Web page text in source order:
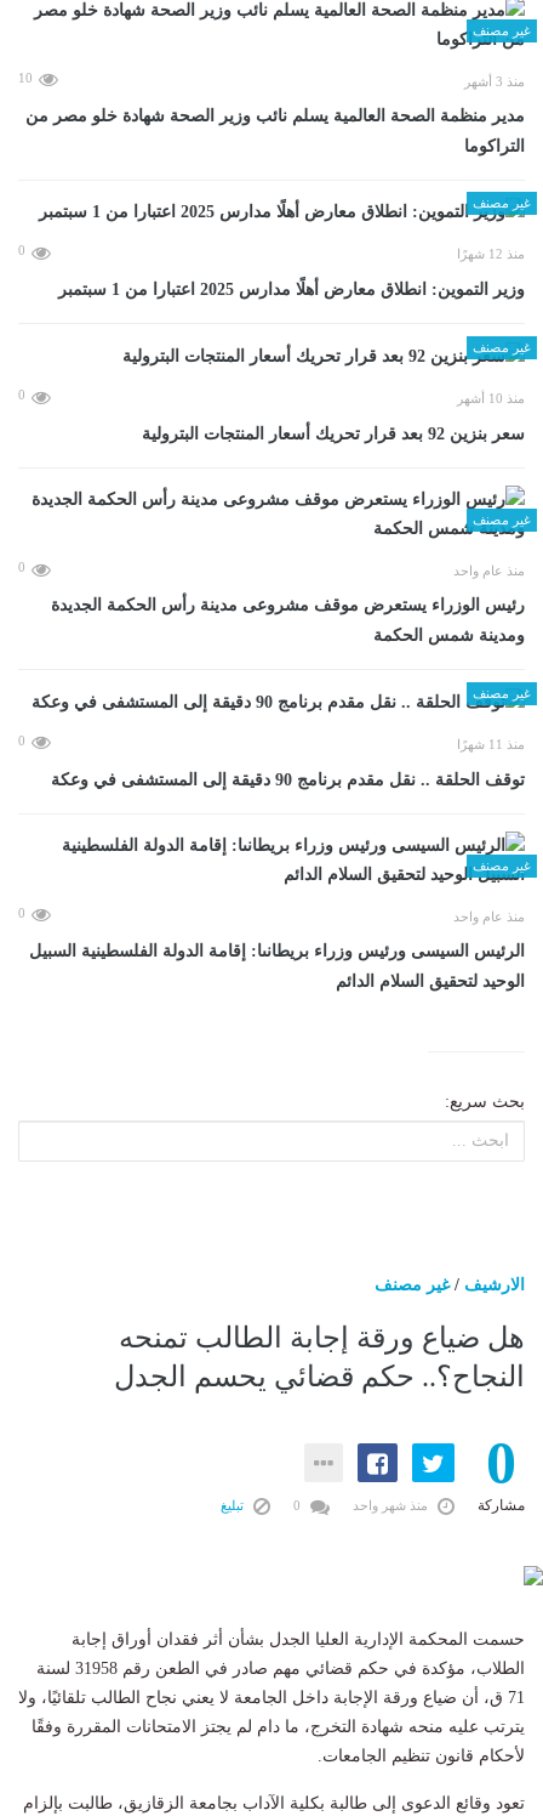
غير مصنف
منذ 3 أشهر 10
مدير منظمة الصحة العالمية يسلم نائب وزير الصحة شهادة خلو مصر من
التراكوما
غير مصنف
منذ 12 شهرًا 0
وزير التموين: انطلاق معارض أهلًا مدارس 2025 اعتبارا من 1 سبتمبر
غير مصنف
منذ 10 أشهر 0
سعر بنزين 92 بعد قرار تحريك أسعار المنتجات البترولية
غير مصنف
منذ عام واحد 0
رئيس الوزراء يستعرض موقف مشروعى مدينة رأس الحكمة الجديدة
ومدينة شمس الحكمة
غير مصنف
منذ 11 شهرًا 0
توقف الحلقة .. نقل مقدم برنامج 90 دقيقة إلى المستشفى في وعكة
غير مصنف
منذ عام واحد 0
الرئيس السيسى ورئيس وزراء بريطانىا: إقامة الدولة الفلسطينية السبيل
الوحيد لتحقيق السلام الدائم
بحث سريع:
الارشيف /غير مصنف
هل ضياع ورقة إجابة الطالب تمنحه
النجاح؟.. حكم قضائي يحسم الجدل
0
مشاركة منذ شهر واحد تبليغ
حسمت المحكمة الإدارية العليا الجدل بشأن أثر فقدان أوراق إجابة
الطلاب، مؤكدة في حكم قضائي مهم صادر في الطعن رقم 31958 لسنة
71 ق، أن ضياع ورقة الإجابة داخل الجامعة لا يعني نجاح الطالب تلقائيًا، ولا
يترتب عليه منحه شهادة التخرج، ما دام لم يجتز الامتحانات المقررة وفقًا
لأحكام قانون تنظيم الجامعات.
تعود وقائع الدعوى إلى طالبة بكلية الآداب بجامعة الزقازيق، طالبت بإلزام